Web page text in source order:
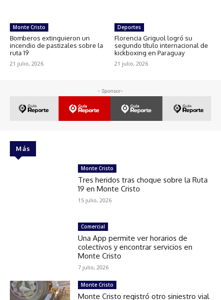
Monte Cristo
Bomberos extinguieron un
incendio de pastizales sobre la
ruta 19
21 julio, 2026
Deportes
Florencia Griguol logró su
segundo título internacional de
kickboxing en Paraguay
21 julio, 2026
- Sponsor-
Más
Monte Cristo
Tres heridos tras choque sobre la Ruta
19 en Monte Cristo
15 julio, 2026
Comercial
Una App permite ver horarios de
colectivos y encontrar servicios en
Monte Cristo
7 julio, 2026
Monte Cristo
Monte Cristo registró otro siniestro vial